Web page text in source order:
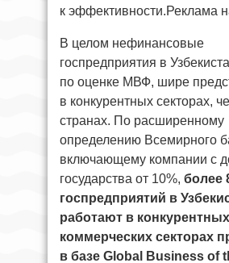
к эффективности.Реклама
В целом нефинансовые
госпредприятия в
по оценке МВФ, шире
в конкурентных секторах,
странах. По расширенному
определению Всемирного
включающему компании с
государства от 10%, более
госпредприятий в
работают в конкурентных
коммерческих секторах
в базе Global Business of